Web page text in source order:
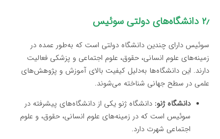
۲٫ دانشگاه‌های دولتی سوئیس
سوئیس دارای چندین دانشگاه دولتی است که به‌طور عمده در
زمینه‌های علوم انسانی، حقوق، علوم اجتماعی و پزشکی فعالیت
دارند. این دانشگاه‌ها به‌دلیل کیفیت بالای آموزش و پژوهش‌های
علمی در سطح جهانی شناخته می‌شوند.
دانشگاه ژنو: دانشگاه ژنو یکی از دانشگاه‌های پیشرفته در
سوئیس است که در زمینه‌های علوم انسانی، حقوق، و علوم
اجتماعی شهرت دارد.